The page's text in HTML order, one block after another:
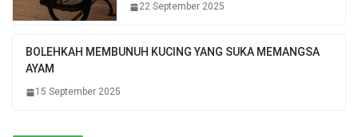
22 September 2025
BOLEHKAH MEMBUNUH KUCING YANG SUKA MEMANGSA
AYAM
15 September 2025